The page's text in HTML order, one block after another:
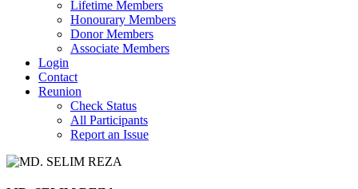
Lifetime Members
Honourary Members
Donor Members
Associate Members
Login
Contact
Reunion
Check Status
All Participants
Report an Issue